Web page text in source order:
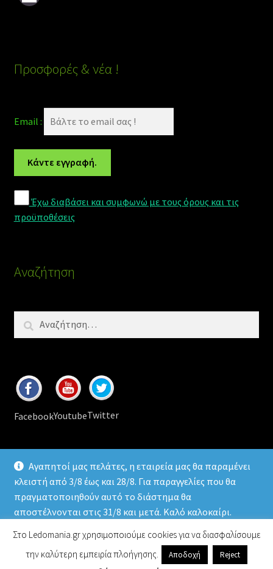
Αγαπητοί μας πελάτες, η εταιρεία μας θα παραμένει
κλειστή από 3/8 έως και 28/8. Για παραγγελίες που θα
πραγματοποιηθούν αυτό το διάστημα θα
αποστέλνονται στις 31/8 και μετά. Καλό καλοκαίρι.
Προσφορές & νέα !
Email :
Έχω διαβάσει και συμφωνώ με τους όρους και τις
προϋποθέσεις
Αναζήτηση
για:
FacebookYoutubeTwitter
© 2026Ledomania.gr Led lamps & accessories
0
Στο Ledomania.gr χρησιμοποιούμε cookies για να διασφαλίσουμε
την καλύτερη εμπειρία πλοήγησης.
Αποδοχή Reject